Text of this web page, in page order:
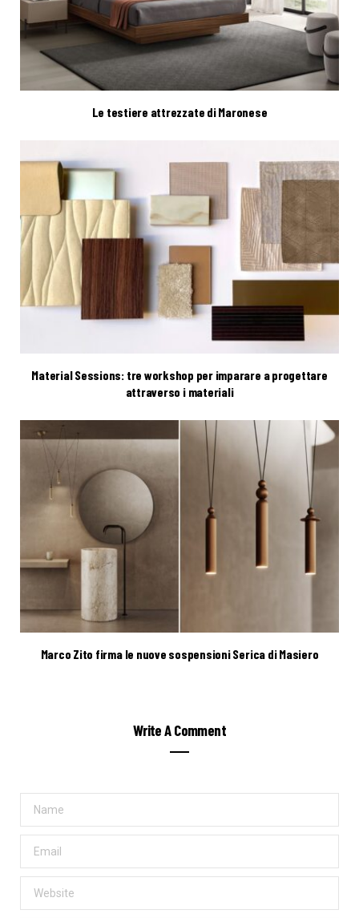
Le testiere attrezzate di Maronese
Material Sessions: tre workshop per imparare a progettare
attraverso i materiali
Marco Zito firma le nuove sospensioni Serica di Masiero
Write A Comment